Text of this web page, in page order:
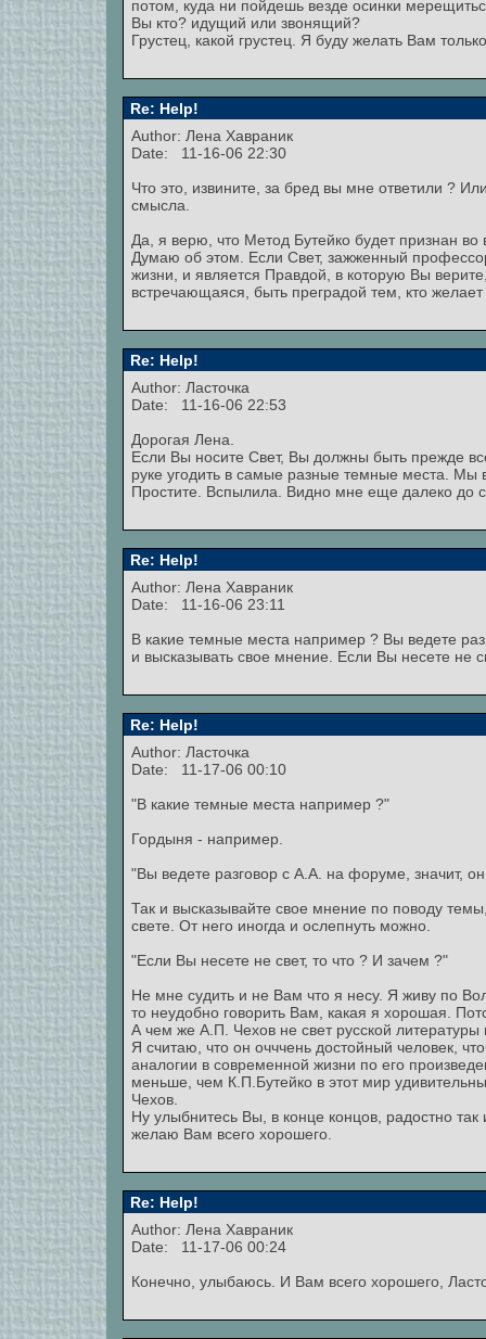
потом, куда ни пойдешь везде осинки
Вы кто? идущий или звонящий?
Грустец, какой грустец. Я буду желать Вам
Re: Help!
Author: Лена Хавраник
Date: 11-16-06 22:30
Что это, извините, за бред вы мне ответили ?
смысла.
Да, я верю, что Метод Бутейко будет признан
Думаю об этом. Если Свет, зажженный
жизни, и является Правдой, в которую Вы
встречающаяся, быть преградой тем, кто
Re: Help!
Author: Ласточка
Date: 11-16-06 22:53
Дорогая Лена.
Если Вы носите Свет, Вы должны быть прежде
руке угодить в самые разные темные места. Мы
Простите. Вспылила. Видно мне еще далеко до
Re: Help!
Author: Лена Хавраник
Date: 11-16-06 23:11
В какие темные места например ? Вы ведете
и высказывать свое мнение. Если Вы несете не
Re: Help!
Author: Ласточка
Date: 11-17-06 00:10
"В какие темные места например ?"
Гордыня - например.
"Вы ведете разговор с А.А. на форуме, значит,
Так и высказывайте свое мнение по поводу
свете. От него иногда и ослепнуть можно.
"Если Вы несете не свет, то что ? И зачем ?"
Не мне судить и не Вам что я несу. Я живу по
то неудобно говорить Вам, какая я хорошая.
А чем же А.П. Чехов не свет русской литературы
Я считаю, что он очччень достойный человек,
аналогии в современной жизни по его
меньше, чем К.П.Бутейко в этот мир
Чехов.
Ну улыбнитесь Вы, в конце концов, радостно
желаю Вам всего хорошего.
Re: Help!
Author: Лена Хавраник
Date: 11-17-06 00:24
Конечно, улыбаюсь. И Вам всего хорошего,